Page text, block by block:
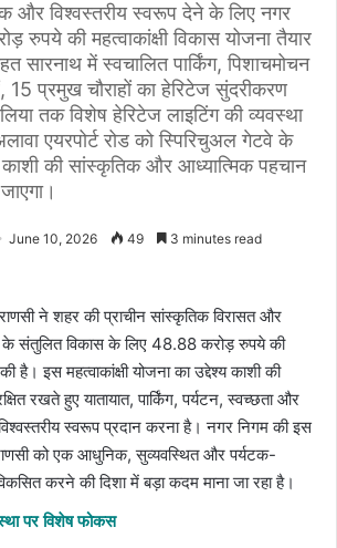
और विश्वस्तरीय स्वरूप देने के लिए नगर
रुपये की महत्वाकांक्षी विकास योजना तैयार
सारनाथ में स्वचालित पार्किंग, पिशाचमोचन
15 प्रमुख चौराहों का हेरिटेज सुंदरीकरण
तक विशेष हेरिटेज लाइटिंग की व्यवस्था
एयरपोर्ट रोड को स्पिरिचुअल गेटवे के
की सांस्कृतिक और आध्यात्मिक पहचान
June 10, 2026 49 3 minutes read
ने शहर की प्राचीन सांस्कृतिक विरासत और
संतुलित विकास के लिए 48.88 करोड़ रुपये की
है। इस महत्वाकांक्षी योजना का उद्देश्य काशी की
रखते हुए यातायात, पार्किंग, पर्यटन, स्वच्छता और
स्वरूप प्रदान करना है। नगर निगम की इस
को एक आधुनिक, सुव्यवस्थित और पर्यटक-
करने की दिशा में बड़ा कदम माना जा रहा है।
पर विशेष फोकस